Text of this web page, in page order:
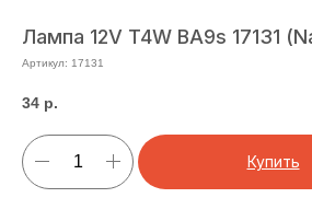
Лампа 12V T4W BA9s 17131
Артикул: 17131
34 р.
Купить